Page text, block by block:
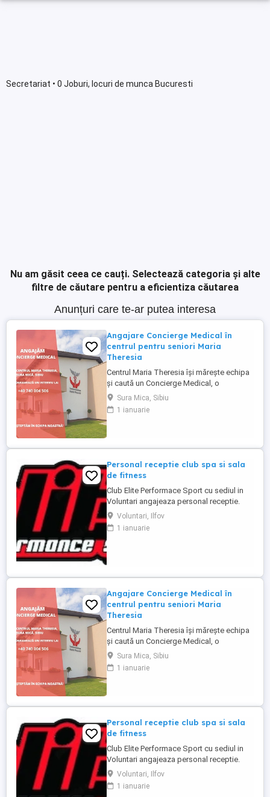
Secretariat • 0 Joburi, locuri de munca Bucuresti
Nu am găsit ceea ce cauți. Selectează categoria și alte
filtre de căutare pentru a eficientiza căutarea
Anunțuri care te-ar putea interesa
Angajare Concierge Medical în
centrul pentru seniori Maria
Theresia
Centrul Maria Theresia își mărește echipa
și caută un Concierge Medical, o
persoană organizată, empatică și
comunicativă, care să fie primul punct de
contact pentru pacienți și aparținători.
relația cu aparținătorii) - ...
Sura Mica, Sibiu
1 ianuarie
Personal receptie club spa si sala
de fitness
Club Elite Performace Sport cu sediul in
Voluntari angajeaza personal receptie.
Cerinte:Foarte bune abilitati de
comunicare, Limba engleza nivel mediu
(scris vorbit), Experienta in utilizare PC
Voluntari, Ilfov
1 ianuarie
Angajare Concierge Medical în
centrul pentru seniori Maria
Theresia
Centrul Maria Theresia își mărește echipa
și caută un Concierge Medical, o
persoană organizată, empatică și
comunicativă, care să fie primul punct de
contact pentru pacienți și aparținători.
relația cu aparținătorii) - ...
Sura Mica, Sibiu
1 ianuarie
Personal receptie club spa si sala
de fitness
Club Elite Performace Sport cu sediul in
Voluntari angajeaza personal receptie.
Cerinte:Foarte bune abilitati de
comunicare, Limba engleza nivel mediu
(scris vorbit), Experienta in utilizare PC
Voluntari, Ilfov
1 ianuarie